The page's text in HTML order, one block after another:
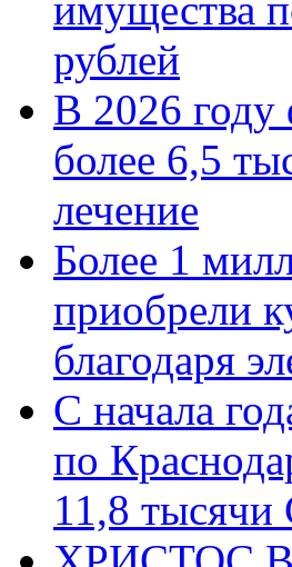
имущества
рублей
В 2026 году
более 6,5
лечение
Более 1
приобрели
благодаря
С начала
по
11,8